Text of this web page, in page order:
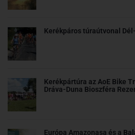
Kerékpáros túraútvonal
Kerékpártúra az AoE Bike
Dráva-Duna Bioszféra
Európa Amazonasa és a